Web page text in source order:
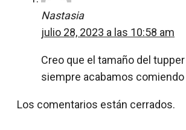
Nastasia
julio 28, 2023 a las 10:58 am
Creo que el tamaño del
siempre acabamos comiendo
Los comentarios están cerrados.